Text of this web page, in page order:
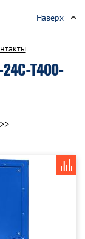
Т400-
Наверх